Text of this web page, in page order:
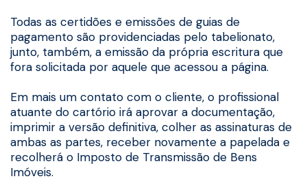
Todas as certidões e emissões de guias de
pagamento são providenciadas pelo tabelionato,
junto, também, a emissão da própria escritura que
fora solicitada por aquele que acessou a página.
Em mais um contato com o cliente, o profissional
atuante do cartório irá aprovar a documentação,
imprimir a versão definitiva, colher as assinaturas de
ambas as partes, receber novamente a papelada e
recolherá o Imposto de Transmissão de Bens
Imóveis.